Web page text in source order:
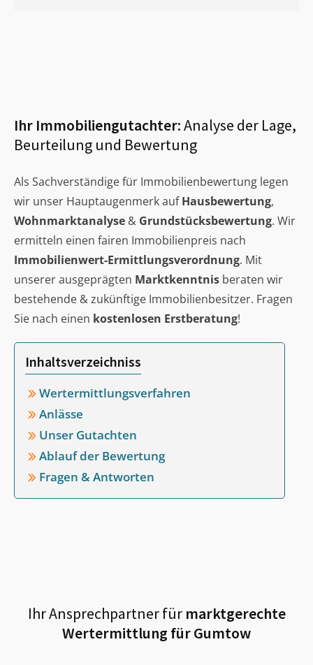
Ihr Immobiliengutachter:Analyse der Lage,
Beurteilung und Bewertung
Als Sachverständige für Immobilienbewertung legen
wir unser Hauptaugenmerk aufHausbewertung,
Wohnmarktanalyse & Grundstücksbewertung. Wir
ermitteln einen fairen Immobilienpreis nach
Immobilienwert-Ermittlungsverordnung. Mit
unserer ausgeprägten Marktkenntnis beraten wir
bestehende & zukünftige Immobilienbesitzer. Fragen
Sie nach einen kostenlosen Erstberatung!
Inhaltsverzeichniss
Wertermittlungsverfahren
Anlässe
Unser Gutachten
Ablauf der Bewertung
Fragen & Antworten
Ihr Ansprechpartner fürmarktgerechte
Wertermittlung fürGumtow